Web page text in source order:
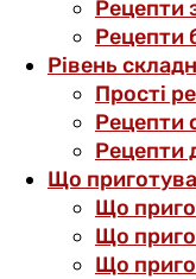
Рецепти
Рецепти
Рівень
Прості
Рецепти
Рецепти
Що
Що
Що
Що